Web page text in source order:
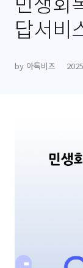
답서비
by 아톡비즈